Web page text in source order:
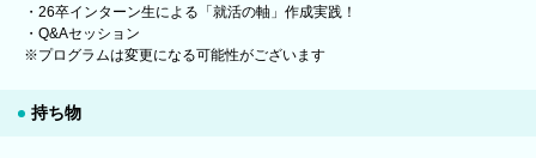
・26卒インターン生による「就活の軸」作成実践！
・Q&Aセッション
※プログラムは変更になる可能性がございます
持ち物